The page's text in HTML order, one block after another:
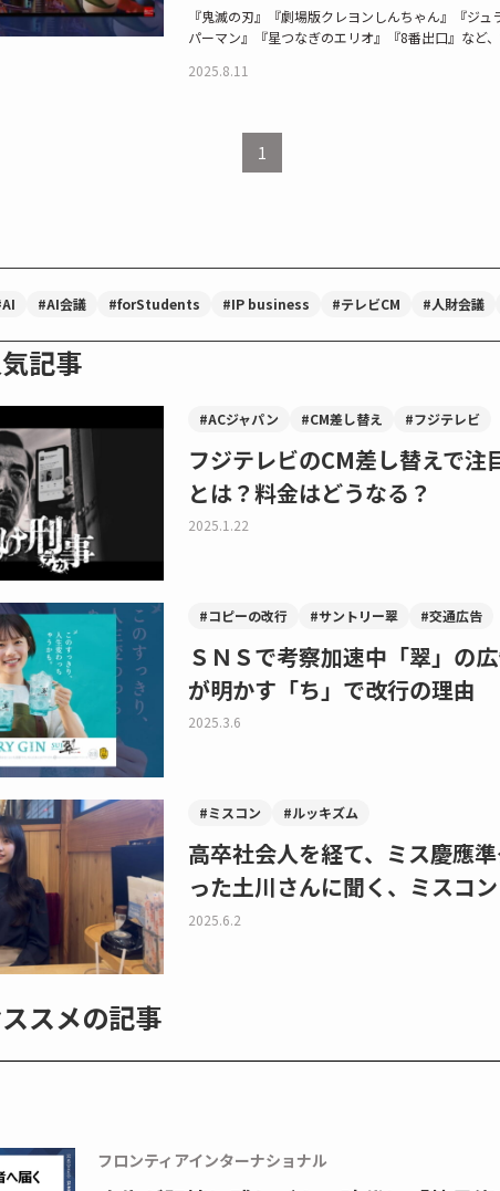
『鬼滅の刃』『劇場版クレヨンしんちゃん』『ジ
パーマン』『星つなぎのエリオ』『8番出口』など
2025.8.11
1
#AI会議 #forStudents #IP business #テレビCM #人財会議
記事
#ACジャパン #CM差し替え #フジテレビ
フジテレビのCM差し替えで注
とは？料金はどうなる？
2025.1.22
#コピーの改行 #サントリー翠 #交通広告
ＳＮＳで考察加速中「翠」の
が明かす「ち」で改行の理由
2025.3.6
#ミスコン #ルッキズム
高卒社会人を経て、ミス慶應
った土川さんに聞く、ミスコ
2025.6.2
スメの記事
フロンティアインターナショナル